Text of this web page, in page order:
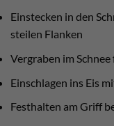
Einstecken in den
steilen Flanken
Vergraben im Schnee
Einschlagen ins Eis
Festhalten am Griff